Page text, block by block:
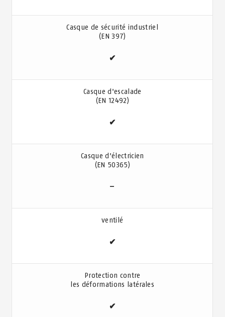
Casque de sécurité industriel
(EN 397)
✔
Casque d'escalade
(EN 12492)
✔
Casque d'électricien
(EN 50365)
–
ventilé
✔
Protection contre
les déformations latérales
✔